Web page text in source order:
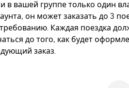
в вашей группе только один
он может заказать до 3
Каждая поездка
до того, как будет
заказ.